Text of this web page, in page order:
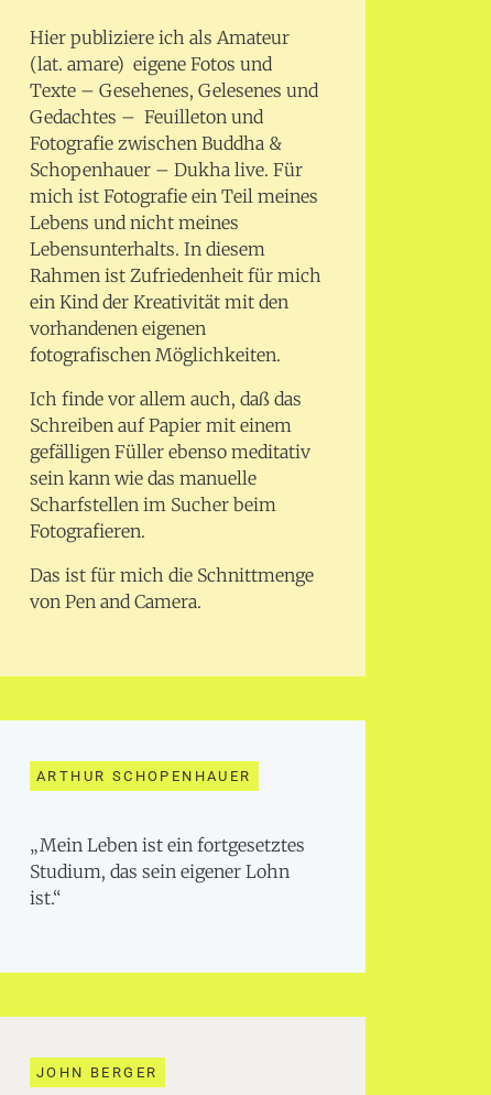
Hier publiziere ich als Amateur
(lat. amare) eigene Fotos und
Texte – Gesehenes, Gelesenes und
Gedachtes – Feuilleton und
Fotografie zwischen Buddha &
Schopenhauer – Dukha live. Für
mich ist Fotografie ein Teil meines
Lebens und nicht meines
Lebensunterhalts. In diesem
Rahmen ist Zufriedenheit für mich
ein Kind der Kreativität mit den
vorhandenen eigenen
fotografischen Möglichkeiten.
Ich finde vor allem auch, daß das
Schreiben auf Papier mit einem
gefälligen Füller ebenso meditativ
sein kann wie das manuelle
Scharfstellen im Sucher beim
Fotografieren.
Das ist für mich die Schnittmenge
von Pen and Camera.
ARTHUR SCHOPENHAUER
„Mein Leben ist ein fortgesetztes
Studium, das sein eigener Lohn
ist.“
JOHN BERGER